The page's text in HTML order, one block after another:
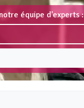
équipe d'experts :